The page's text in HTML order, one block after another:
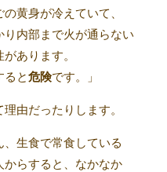
の黄身が冷えていて、
り内部まで火が通らない
があります。
ると危険です。」
理由だったりします。
、生食で常食している
からすると、なかなか